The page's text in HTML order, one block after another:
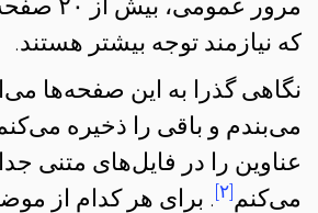
مرور
که نیازمند توجه بیشتر هستند.
نگاهی گذرا به این صفحه‌ها
می‌بندم و باقی را ذخیره
عناوین را در فایل‌های متنی
می‌کنم[۲] . برای هر کدام از